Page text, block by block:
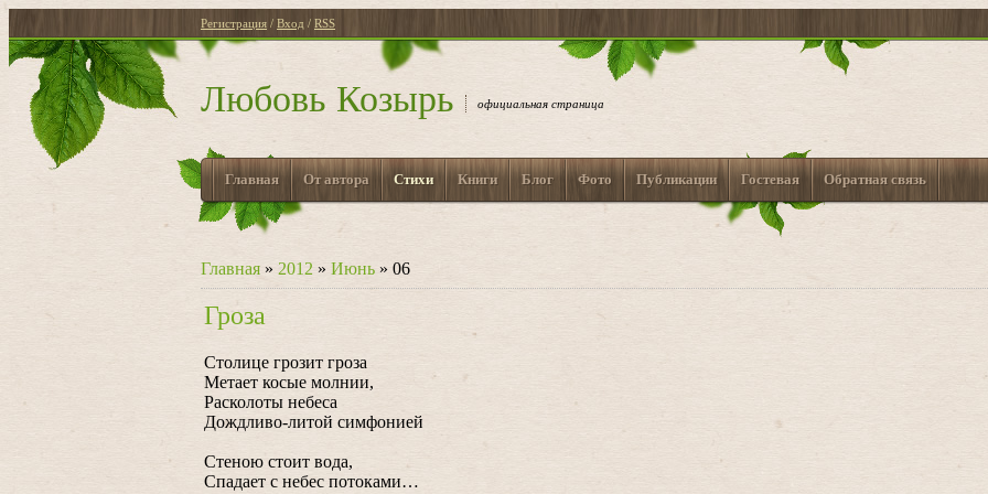
Регистрация / Вход / RSS
Любовь Козырь официальная страница
Главная От автора Стихи Книги Блог Фото Публикации Гостевая Обратная связь
Главная » 2012 » Июнь » 06
Гроза
Столице грозит гроза
Метает косые молнии,
Расколоты небеса
Дождливо-литой симфонией
Стеною стоит вода,
Спадает с небес потоками…